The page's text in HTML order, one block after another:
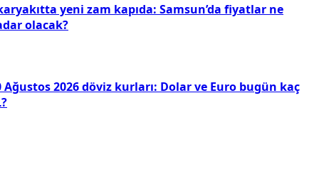
yeni zam kapıda: Samsun’da fiyatlar ne
olacak?
Ağustos 2026 döviz kurları: Dolar ve Euro bugün kaç